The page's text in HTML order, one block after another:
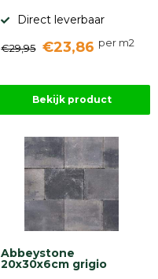
Direct leverbaar
€29,95 €23,86 per m2
Bekijk product
Abbeystone
20x30x6cm grigio